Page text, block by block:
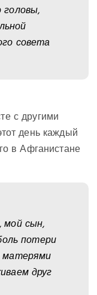
головы,
совета
с другими
день каждый
в Афганистане
мой сын,
потери
матерями
друг